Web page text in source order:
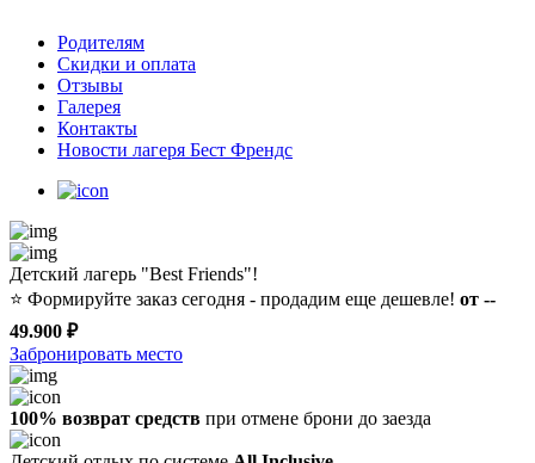
Родителям
Скидки и оплата
Отзывы
Галерея
Контакты
Новости лагеря Бест Френдс
Детский лагерь "Best Friends"!
⭐️ Формируйте заказ сегодня - продадим еще дешевле! от --
49.900 ₽
Забронировать место
100% возврат средств при отмене брони до заезда